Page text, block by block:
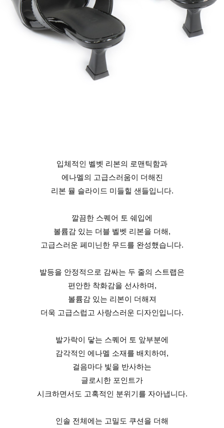
입체적인 벨벳 리본의 로맨틱함과
에나멜의 고급스러움이 더해진
리본 뮬 슬라이드 미들힐 샌들입니다.
깔끔한 스퀘어 토 쉐입에
볼륨감 있는 더블 벨벳 리본을 더해,
고급스러운 페미닌한 무드를 완성했습니다.
발등을 안정적으로 감싸는 두 줄의 스트랩은
편안한 착화감을 선사하며,
볼륨감 있는 리본이 더해져
더욱 고급스럽고 사랑스러운 디자인입니다.
발가락이 닿는 스퀘어 토 앞부분에
감각적인 에나멜 소재를 배치하여,
걸음마다 빛을 반사하는
글로시한 포인트가
시크하면서도 고혹적인 분위기를 자아냅니다.
인솔 전체에는 고밀도 쿠션을 더해